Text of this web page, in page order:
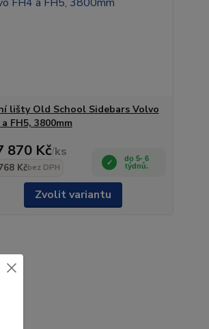
lišty Old School Sidebars Volvo
a FH5, 3800mm
870 Kč/ks
Kčbez DPH
do 5- 6
týdnů.
Zvolit variantu